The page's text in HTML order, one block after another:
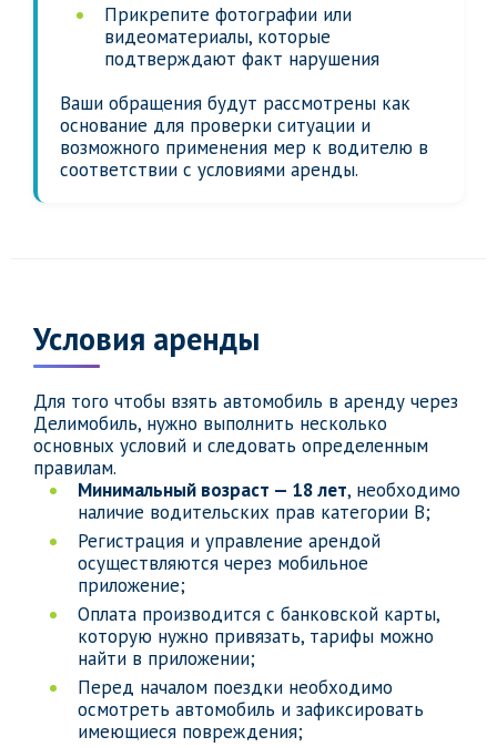
Прикрепите фотографии или
видеоматериалы, которые
подтверждают факт нарушения
Ваши обращения будут рассмотрены как
основание для проверки ситуации и
возможного применения мер к водителю в
соответствии с условиями аренды.
Условия аренды
Для того чтобы взять автомобиль в аренду через
Делимобиль, нужно выполнить несколько
основных условий и следовать определенным
правилам.
Минимальный возраст — 18 лет, необходимо
наличие водительских прав категории B;
Регистрация и управление арендой
осуществляются через мобильное
приложение;
Оплата производится с банковской карты,
которую нужно привязать, тарифы можно
найти в приложении;
Перед началом поездки необходимо
осмотреть автомобиль и зафиксировать
имеющиеся повреждения;